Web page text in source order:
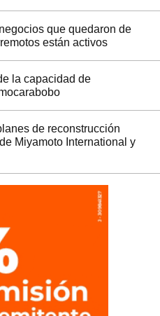
que quedaron de
están activos
la capacidad de
de reconstrucción
Miyamoto International y